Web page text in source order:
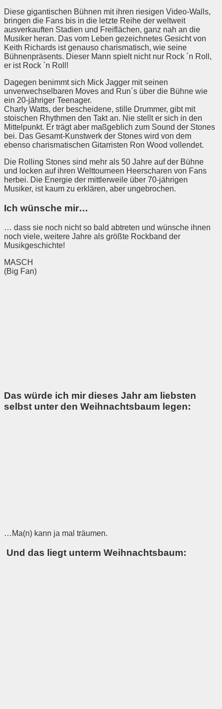
Diese gigantischen Bühnen mit ihren riesigen Video-Walls,
bringen die Fans bis in die letzte Reihe der weltweit
ausverkauften Stadien und Freiflächen, ganz nah an die
Musiker heran. Das vom Leben gezeichnetes Gesicht von
Keith Richards ist genauso charismatisch, wie seine
Bühnenpräsents. Dieser Mann spielt nicht nur Rock ´n Roll,
er ist Rock `n Roll!
Dagegen benimmt sich Mick Jagger mit seinen
unverwechselbaren Moves and Run´s über die Bühne wie
ein 20-jähriger Teenager.
Charly Watts, der bescheidene, stille Drummer, gibt mit
stoischen Rhythmen den Takt an. Nie stellt er sich in den
Mittelpunkt. Er trägt aber maßgeblich zum Sound der Stones
bei. Das Gesamt-Kunstwerk der Stones wird von dem
ebenso charismatischen Gitarristen Ron Wood vollendet.
Die Rolling Stones sind mehr als 50 Jahre auf der Bühne
und locken auf ihren Welttourneen Heerscharen von Fans
herbei. Die Energie der mittlerweile über 70-jährigen
Musiker, ist kaum zu erklären, aber ungebrochen.
Ich wünsche mir…
… dass sie noch nicht so bald abtreten und wünsche ihnen
noch viele, weitere Jahre als größte Rockband der
Musikgeschichte!
MASCH
(Big Fan)
Das würde ich mir dieses Jahr am liebsten
selbst unter den Weihnachtsbaum legen:
…Ma(n) kann ja mal träumen.
Und das liegt unterm Weihnachtsbaum: